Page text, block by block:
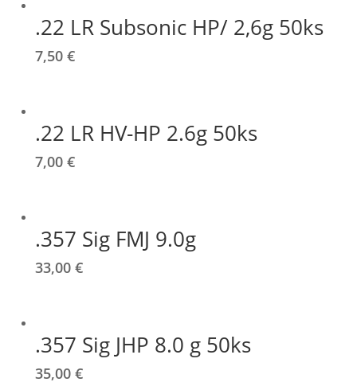
.22 LR Subsonic HP/ 2,6g 50ks
7,50 €
.22 LR HV-HP 2.6g 50ks
7,00 €
.357 Sig FMJ 9.0g
33,00 €
.357 Sig JHP 8.0 g 50ks
35,00 €